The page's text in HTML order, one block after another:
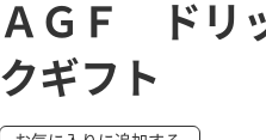
ＡＧＦ ドリ
クギフト